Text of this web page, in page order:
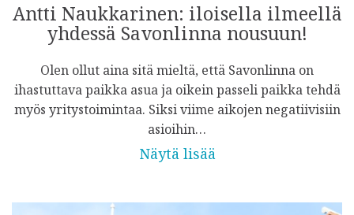
Antti Naukkarinen: iloisella ilmeellä
yhdessä Savonlinna nousuun!
Olen ollut aina sitä mieltä, että Savonlinna on
ihastuttava paikka asua ja oikein passeli paikka tehdä
myös yritystoimintaa. Siksi viime aikojen negatiivisiin
asioihin…
Näytä lisää